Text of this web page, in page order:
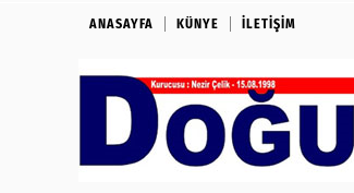
ANASAYFA KÜNYE İLETIŞIM